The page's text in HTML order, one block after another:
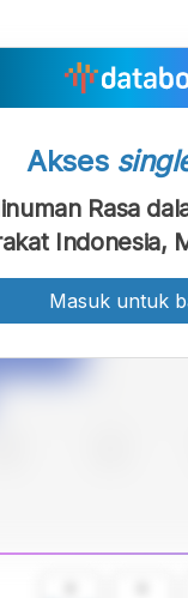
Akses
Rasa
Indonesia,
Masuk untuk